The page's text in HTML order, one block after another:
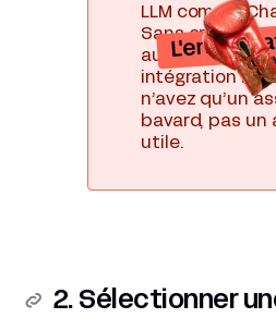
LLM comme
Sans
intégration
n’avez qu’un
bavard, pas un
utile.
L'erreur
2. Sélectionner